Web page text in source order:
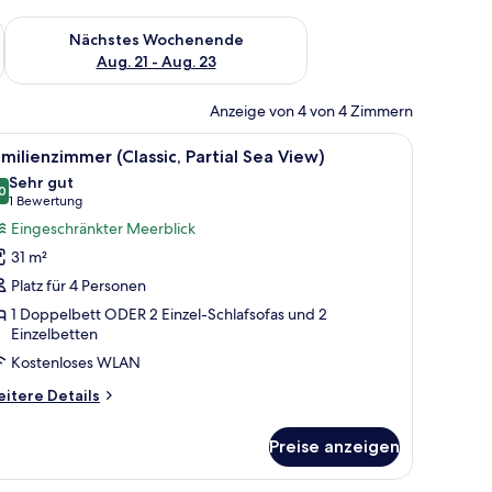
Aug. 14 - Aug. 16.
Nächstes Wochenende
Aug. 21 - Aug. 23
Überprüfe die Verfügbarkeit für nächstes Wochenende, Aug.
Anzeige von 4 von 4 Zimmern
mit Jalousien.
Schreibtisch, einem Stuhl, einem Fernseher und einem Fenster mit
Ein modernes Hotelzimmer mit zwei beigen
8 (Classic, Partial Sea View)
von 10
Sehr gut
1 Bewertung
(1
Bewertung)
Eingeschränkter Meerblick
31 m²
Platz für 4 Personen
1 Doppelbett ODER 2 Einzel-Schlafsofas und 2
Einzelbetten
Kostenloses WLAN
Details
Preise anzeigen